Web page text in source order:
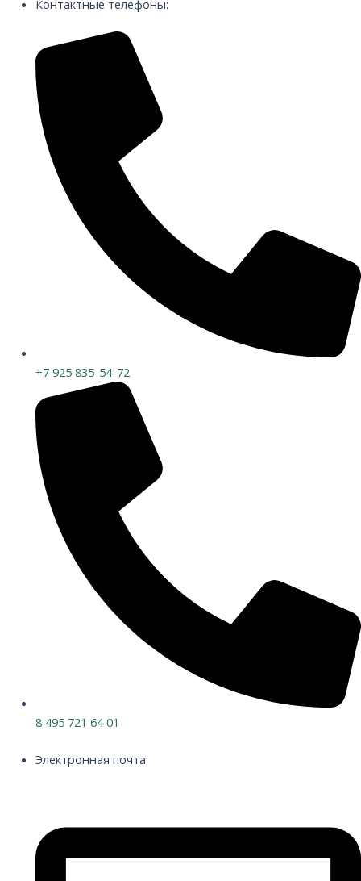
Контактные телефоны:
+7 925 835-54-72
8 495 721 64 01
Электронная почта: